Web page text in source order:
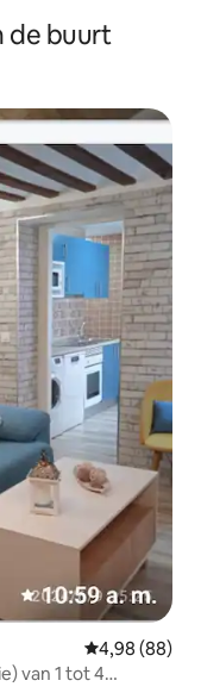
de buurt
Gemiddelde
4,98 (88)
van 1 tot 4